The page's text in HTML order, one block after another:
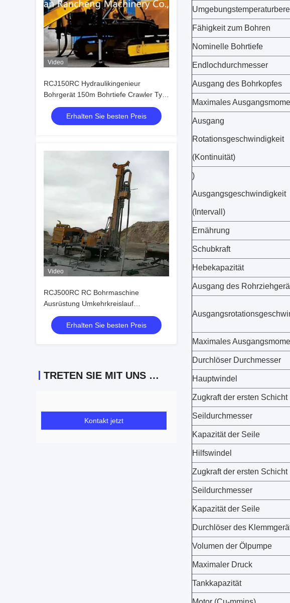
Video
RCJ150RC Hydraulikingenieur
Bohrgerät 150m Bohrtiefe Crawler Typ
Hydraulik RC Bohrmaschine
Erhalten Sie besten Preis
Video
RCJ500RC RC Bohrmaschine
Ausrüstung Umkehrkreislauf
Bohrfelsmaschine Ausrüstung
Erhalten Sie besten Preis
TRETEN SIE MIT UNS IN VERBINDUNG
Kontakt jetzt
Fähigkeit zum Bohren
Nominelle Bohrtiefe
Endlochdurchmesser
Ausgang des Bohrkopfes
Maximales
Ausgang
Rotationsgeschwindigkeit
(Kontinuität)
)
Ausgangsgeschwindigkeit
(Intervall)
Ernährung
Schubkraft
Hebekapazität
Ausgang des
Maximales
Durchlöser Durchmesser
Hauptwindel
Zugkraft der ersten Schicht
Seildurchmesser
Kapazität der Seile
Hilfswindel
Zugkraft der ersten Schicht
Seildurchmesser
Kapazität der Seile
Durchlöser des
Volumen der Ölpumpe
Maximaler Druck
Tankkapazität